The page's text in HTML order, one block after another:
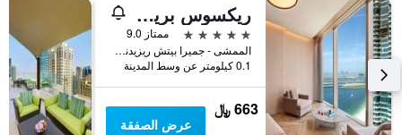
ريكسوس بريميوم دبي جيه بي آر
5 نجوم
ممتاز 9.0
الممشى - جميرا بيتش ريزيدنس, دبي, الامارات العربية المتحدة
0.1 كيلومتر عن وسط المدينة
663 ﷼
عرض الصفقة